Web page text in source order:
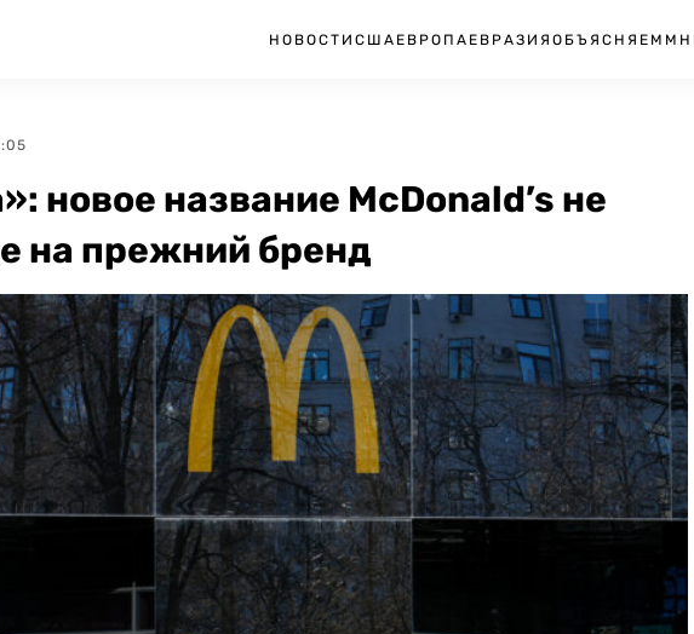
НОВОСТИ США ЕВРОПА ЕВРАЗИЯ ОБЪЯСНЯЕМ
новое название McDonald’s не
на прежний бренд